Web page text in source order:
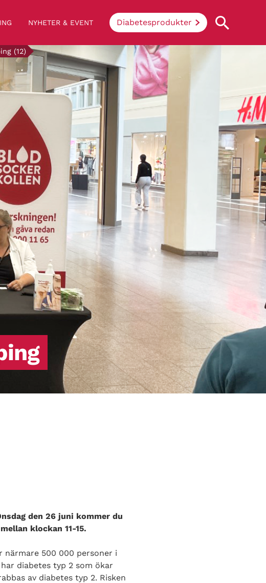
NYHETER & EVENT Diabetesprodukter
Vad innebär diabetes?
Enkelt uttryckt hindrar sjukdomen
kroppen ifrån att konvertera socker och
stärkelse från mat till energi. Vid
diabetes klarar inte kroppen av att
producera insulin eller det insulin som
produceras fungerar inte (så kallad
insulinresistens).
(12)
den 26 juni kommer du
klockan 11-15.
närmare 500 000 personer i
diabetes typ 2 som ökar
av diabetes typ 2. Risken